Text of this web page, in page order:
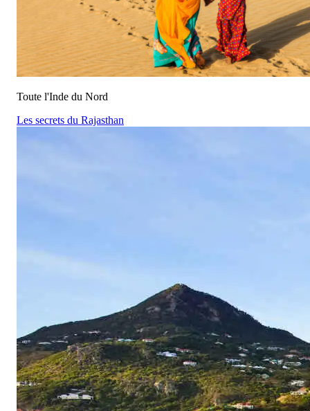
Toute l'Inde du Nord
Les secrets du Rajasthan